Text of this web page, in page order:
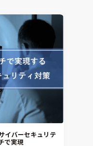
グ
ィング
ング
イバーセキュリテ
で実現